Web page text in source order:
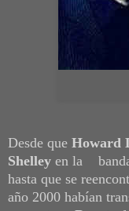
Desde que Howard
Shelley en la
hasta que se
año 2000 habían